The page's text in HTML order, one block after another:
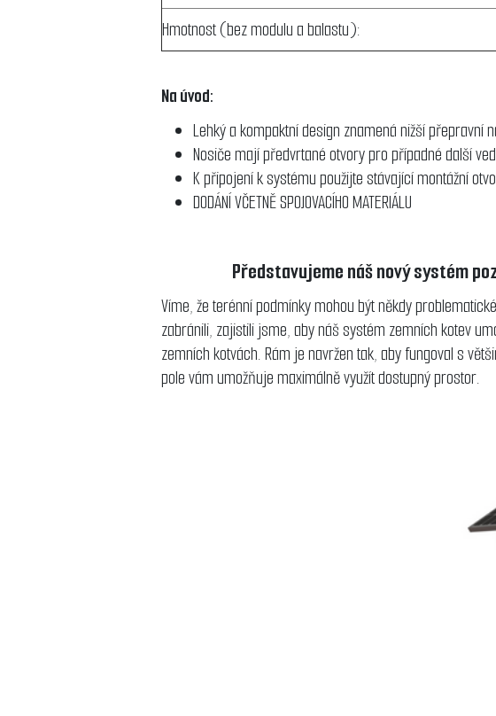
Hmotnost (bez modulu a balastu):
Na úvod:
Lehký a kompaktní design znamená nižší přepravní
Nosiče mají předvrtané otvory pro případné další
K připojení k systému použijte stávající montážní
DODÁNÍ VČETNĚ SPOJOVACÍHO MATERIÁLU
Představujeme náš nový systém
Víme, že terénní podmínky mohou být někdy
zabránili, zajistili jsme, aby náš systém zemních kotev
zemních kotvách.Rám je navržen tak, aby fungoval s
pole vám umožňuje maximálně využít dostupný prostor.